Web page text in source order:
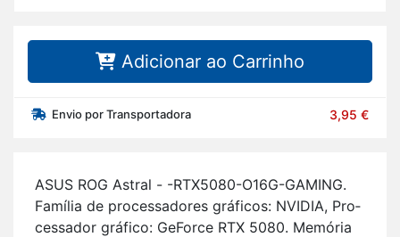
Adicionar ao Carrinho
Envio por Transportadora 3,95 €
ASUS ROG As­tral - -RTX5080-O16G-GA­MING.
Fa­mília de pro­ces­sa­dores grá­ficos: NVIDIA, Pro­
ces­sador grá­fico: Ge­Force RTX 5080. Me­mória